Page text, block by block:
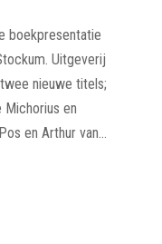
boekpresentatie
Uitgeverij
nieuwe titels;
Michorius en
en Arthur van...